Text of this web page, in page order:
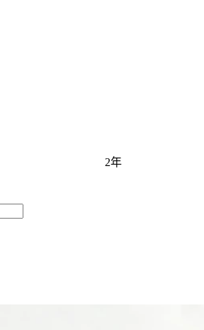
2年